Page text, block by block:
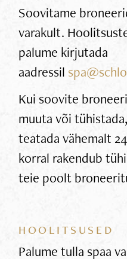
Soovitame
varakult.
palume kirjutada
aadressil
Kui soovite
muuta või
teatada vähemalt
korral rakendub
teie poolt
HOOLITSUSED
Palume tulla spaa